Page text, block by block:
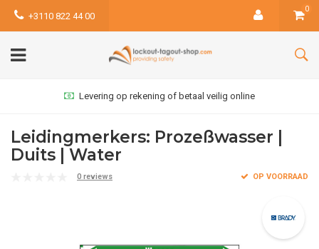
+3110 822 44 00
0
Levering op rekening of betaal veilig online
Leidingmerkers: Prozeßwasser |
Duits | Water
0 reviews OP VOORRAAD